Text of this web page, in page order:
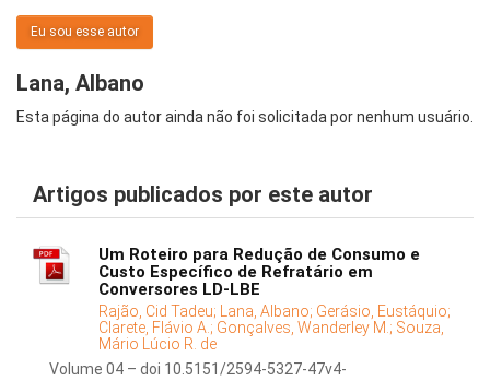
Eu sou esse autor
Lana, Albano
Esta página do autor ainda não foi solicitada por nenhum usuário.
Artigos publicados por este autor
Um Roteiro para Redução de Consumo e
Custo Específico de Refratário em
Conversores LD-LBE
Rajão, Cid Tadeu; Lana, Albano; Gerásio, Eustáquio;
Clarete, Flávio A.; Gonçalves, Wanderley M.; Souza,
Mário Lúcio R. de
Volume 04 – doi 10.5151/2594-5327-47v4-